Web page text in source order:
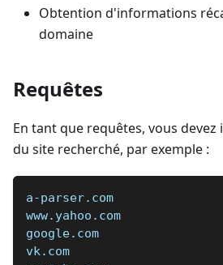
Obtention d'informations
domaine
Requêtes
En tant que requêtes, vous
du site recherché, par exemple :
a-parser.com
www.yahoo.com
google.com
vk.com